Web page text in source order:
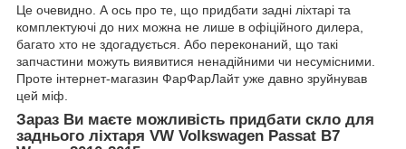
Це очевидно. А ось про те, що придбати задні ліхтарі та
комплектуючі до них можна не лише в офіційного дилера,
багато хто не здогадується. Або переконаний, що такі
запчастини можуть виявитися ненадійними чи несумісними.
Проте інтернет-магазин ФарФарЛайт уже давно зруйнував
цей міф.
Зараз Ви маєте можливість придбати скло для
заднього ліхтаря VW Volkswagen Passat B7